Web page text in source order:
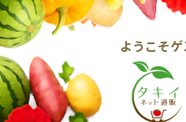
ようこそ